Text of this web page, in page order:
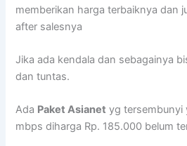
memberikan harga terbaiknya dan
after salesnya
Jika ada kendala dan sebagainya
dan tuntas.
Ada Paket Asianet yg tersembunyi
mbps diharga Rp. 185.000 belum